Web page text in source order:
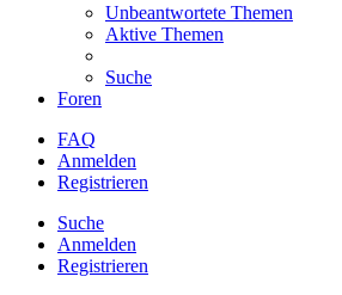
Unbeantwortete Themen
Aktive Themen
Suche
Foren
FAQ
Anmelden
Registrieren
Suche
Anmelden
Registrieren